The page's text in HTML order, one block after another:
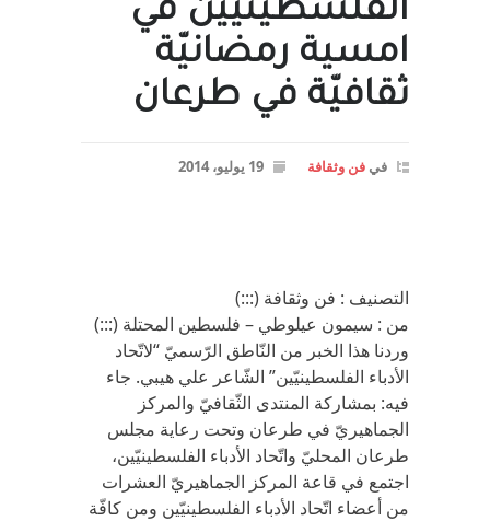
الفلسطينيّين في
امسية رمضانيّة
ثقافيّة في طرعان
في فن وثقافة 19 يوليو، 2014
التصنيف : فن وثقافة (:::)
من : سيمون عيلوطي – فلسطين المحتلة (:::)
وردنا هذا الخبر من النّاطق الرّسميّ “لاتّحاد
الأدباء الفلسطينيّين” الشّاعر علي هيبي. جاء
فيه: بمشاركة المنتدى الثّقافيّ والمركز
الجماهيريّ في طرعان وتحت رعاية مجلس
طرعان المحليّ واتّحاد الأدباء الفلسطينيّين،
اجتمع في قاعة المركز الجماهيريّ العشرات
من أعضاء اتّحاد الأدباء الفلسطينيّين ومن كافّة